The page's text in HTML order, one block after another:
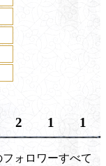
2 1 1
ォロワーすべて